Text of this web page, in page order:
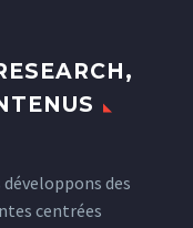
des
centrées